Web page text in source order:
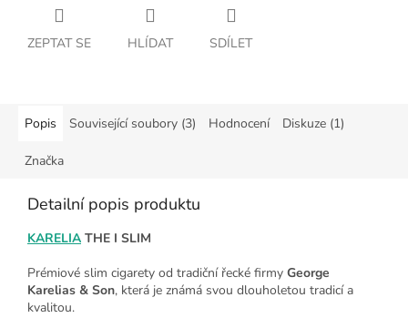
ZEPTAT SE HLÍDAT SDÍLET
Popis Související soubory (3) Hodnocení Diskuze (1)
Značka
Detailní popis produktu
KARELIA THE I SLIM
Prémiové slim cigarety od tradiční řecké firmy George
Karelias & Son, která je známá svou dlouholetou tradicí a
kvalitou.